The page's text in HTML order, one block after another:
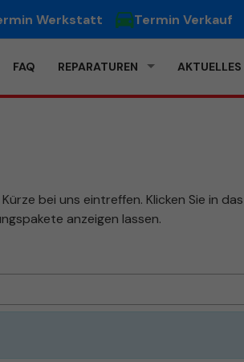
Werkstatt Termin Verkauf
FAQ REPARATUREN AKTUELLES
bei uns eintreffen. Klicken Sie in
anzeigen lassen.